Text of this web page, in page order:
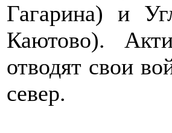
Гагарина) и
Каютово).
отводят свои
север.